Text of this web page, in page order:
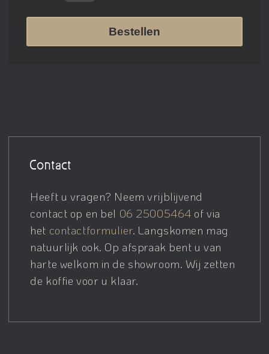
Bestellen
Contact
Heeft u vragen? Neem vrijblijvend
contact op en bel 06 25005464 of via
het contactformulier. Langskomen mag
natuurlijk ook. Op afspraak bent u van
harte welkom in de showroom. Wij zetten
de koffie voor u klaar.